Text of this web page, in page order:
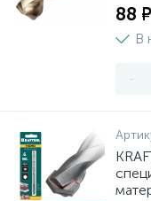
88 ₽
В
-